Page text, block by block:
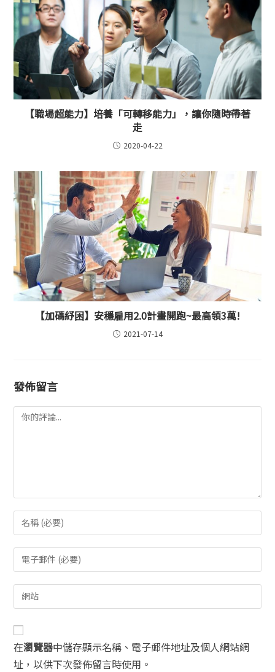
【職場超能力】培養「可轉移能力」，讓你隨時帶著
走
2020-04-22
【加碼紓困】安穩雇用2.0計畫開跑~最高領3萬!
2021-07-14
發佈留言
在瀏覽器中儲存顯示名稱、電子郵件地址及個人網站網
址，以供下次發佈留言時使用。